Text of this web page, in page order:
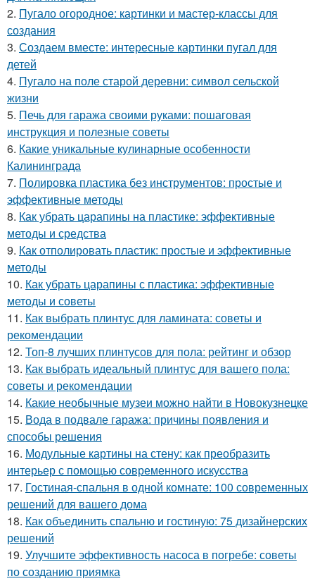
2. Пугало огородное: картинки и мастер-классы для
создания
3. Создаем вместе: интересные картинки пугал для
детей
4. Пугало на поле старой деревни: символ сельской
жизни
5. Печь для гаража своими руками: пошаговая
инструкция и полезные советы
6. Какие уникальные кулинарные особенности
Калининграда
7. Полировка пластика без инструментов: простые и
эффективные методы
8. Как убрать царапины на пластике: эффективные
методы и средства
9. Как отполировать пластик: простые и эффективные
методы
10. Как убрать царапины с пластика: эффективные
методы и советы
11. Как выбрать плинтус для ламината: советы и
рекомендации
12. Топ-8 лучших плинтусов для пола: рейтинг и обзор
13. Как выбрать идеальный плинтус для вашего пола:
советы и рекомендации
14. Какие необычные музеи можно найти в Новокузнецке
15. Вода в подвале гаража: причины появления и
способы решения
16. Модульные картины на стену: как преобразить
интерьер с помощью современного искусства
17. Гостиная-спальня в одной комнате: 100 современных
решений для вашего дома
18. Как объединить спальню и гостиную: 75 дизайнерских
решений
19. Улучшите эффективность насоса в погребе: советы
по созданию приямка